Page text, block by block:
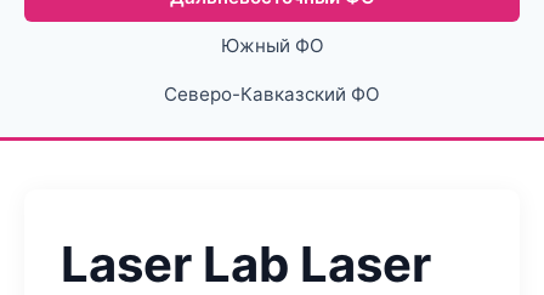
Южный ФО
Северо-Кавказский ФО
Laser Lab Laser